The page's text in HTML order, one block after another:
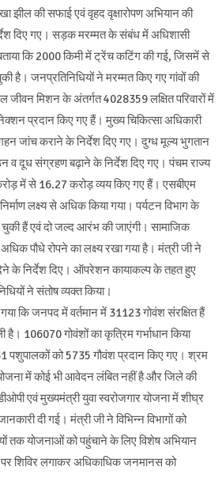
झील की सफाई एवं वृहद वृक्षारोपण अभियान की
दिए गए। सड़क मरम्मत के संबंध में अधिशासी
कि 2000 किमी में ट्रेंच कटिंग की गई, जिसमें से
है। जनप्रतिनिधियों ने मरम्मत किए गए गांवों की
मिशन के अंतर्गत 4028359 लक्षित परिवारों में
प्रदान किए गए हैं। मुख्य चिकित्सा अधिकारी
जांच कराने के निर्देश दिए गए। दुग्ध मूल्य भुगतान
व दूध संग्रहण बढ़ाने के निर्देश दिए गए। पंचम राज्य
में से 16.27 करोड़ व्यय किए गए हैं। एसबीएम
लक्ष्य से अधिक किया गया। पर्यटन विभाग के
चुकी हैं एवं दो जल्द आरंभ की जाएंगी। सामाजिक
पौधे रोपने का लक्ष्य रखा गया है। मंत्री जी ने
के निर्देश दिए। ऑपरेशन कायाकल्प के तहत हुए
ने संतोष व्यक्त किया।
गया कि जनपद में वर्तमान में 31123 गोवंश संरक्षित हैं
है। 106070 गोवंशों का कृत्रिम गर्भाधान किया
पशुपालकों को 5735 गौवंश प्रदान किए गए। श्रम
योजना में कोई भी आवेदन लंबित नहीं है और जिले की
एवं मुख्यमंत्री युवा स्वरोजगार योजना में शीघ्र
दी गई। मंत्री जी ने विभिन्न विभागों को
तक योजनाओं को पहुंचाने के लिए विशेष अभियान
पर शिविर लगाकर अधिकाधिक जनमानस को